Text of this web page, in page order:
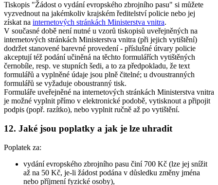
Tiskopis "Žádost o vydání evropského zbrojního pasu" si můžete
vyzvednout na jakémkoliv krajském ředitelství policie nebo jej
získat na internetových stránkách Ministerstva vnitra.
V současné době není nutné u vzorů tiskopisů uveřejněných na
internetových stránkách Ministerstva vnitra (při jejich vytištění)
dodržet stanovené barevné provedení - příslušné útvary policie
akceptují též podání učiněná na těchto formulářích vytištěných
černobíle, resp. ve stupních šedi, a to za předpokladu, že text
formulářů a vyplněné údaje jsou plně čitelné; u dvoustranných
formulářů se vyžaduje oboustranný tisk.
Formuláře uveřejněné na internetových stránkách Ministerstva vnitra
je možné vyplnit přímo v elektronické podobě, vytisknout a připojit
podpis (popř. razítko), nebo vyplnit ručně až po vytištění.
12. Jaké jsou poplatky a jak je lze uhradit
Poplatek za:
vydání evropského zbrojního pasu činí 700 Kč (lze jej snížit
až na 50 Kč, je-li žádost podána v důsledku změny jména
nebo příjmení fyzické osoby),